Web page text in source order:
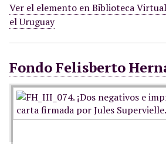
Ver el elemento en Biblioteca
el Uruguay
Fondo Felisberto